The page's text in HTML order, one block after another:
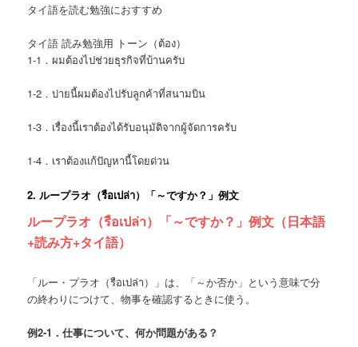
タイ語を読む勉強におすすめ
タイ語 読み勉強用 トーン（ต้อง）
1-1．ผมต้องไปช่วยธุรกิจที่บ้านครับ
1-2．บ่ายนี้ผมต้องไปรับลูกค้าที่สนามบิน
1-3．เรื่องนี้เราต้องได้รับอนุมัติจากผู้จัดการครับ
1-4．เราต้องแก้ปัญหานี้โดยด่วน
2. ループラオ （รือเปล่า）「～ですか？」例文
ループラオ（รือเปล่า）「～ですか？」例文（日本語
+読み方+タイ語）
「ルー・プラオ（รือเปล่า）」は、「～か否か」という意味で分
の終わりにつけて、物事を確認するときに使う。
例2-1．仕事について、何か問題がある？